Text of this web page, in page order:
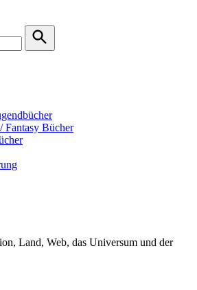
Search
Fantasy Bücher
Land, Web, das Universum und der